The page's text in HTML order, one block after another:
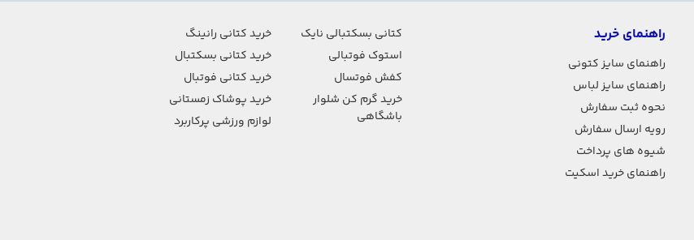
راهنمای خرید
راهنمای سایز کتونی
راهنمای سایز لباس
نحوه ثبت سفارش
رویه ارسال سفارش
شیوه های پرداخت
راهنمای خرید اسکیت
کتانی بسکتبالی نایک
استوک فوتبالی
کفش فوتسال
خرید گرم کن شلوار
باشگاهی
خرید کتانی رانینگ
خرید کتانی بسکتبال
خرید کتانی فوتبال
خرید پوشاک زمستانی
لوازم ورزشی پرکاربرد